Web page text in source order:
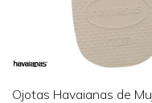
Ojotas Havaianas de